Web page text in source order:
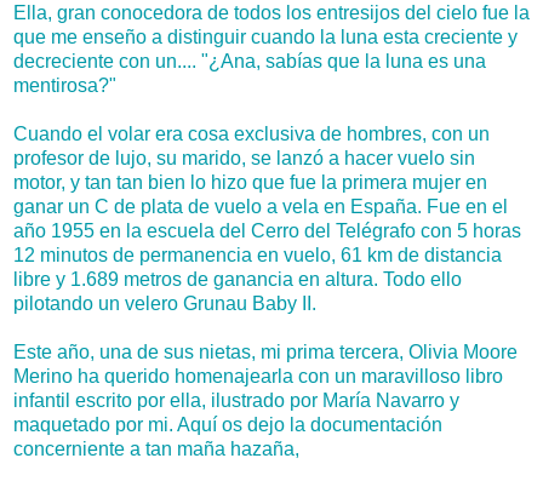
Ella, gran conocedora de todos los entresijos del cielo fue la
que me enseño a distinguir cuando la luna esta creciente y
decreciente con un.... "¿Ana, sabías que la luna es una
mentirosa?"
Cuando el volar era cosa exclusiva de hombres, con un
profesor de lujo, su marido, se lanzó a hacer vuelo sin
motor, y tan tan bien lo hizo que fue la primera mujer en
ganar un C de plata de vuelo a vela en España. Fue en el
año 1955 en la escuela del Cerro del Telégrafo con 5 horas
12 minutos de permanencia en vuelo, 61 km de distancia
libre y 1.689 metros de ganancia en altura. Todo ello
pilotando un velero Grunau Baby II.
Este año, una de sus nietas, mi prima tercera, Olivia Moore
Merino ha querido homenajearla con un maravilloso libro
infantil escrito por ella, ilustrado por María Navarro y
maquetado por mi. Aquí os dejo la documentación
concerniente a tan maña hazaña,